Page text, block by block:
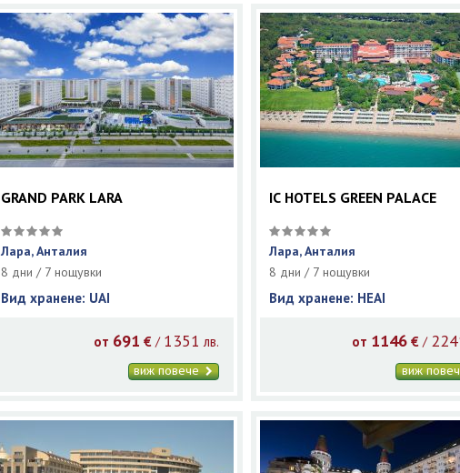
GRAND PARK LARA
Лара, Анталия
8 дни / 7 нощувки
Вид хранене: UAI
от 691 € / 1351 лв.
виж повече
IC HOTELS GREEN PALACE
Лара, Анталия
8 дни / 7 нощувки
Вид хранене: HEAI
от 1146 € /
виж